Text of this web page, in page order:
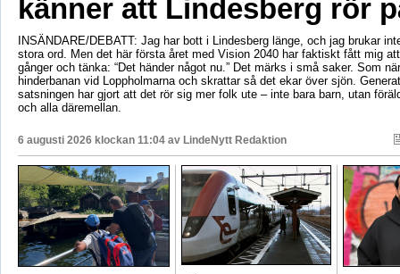
känner att Lindesberg rör
INSÄNDARE/DEBATT: Jag har bott i Lindesberg länge, och jag brukar
stora ord. Men det här första året med Vision 2040 har faktiskt fått mig
gånger och tänka: “Det händer något nu.” Det märks i små saker. Som
hinderbanan vid Loppholmarna och skrattar så det ekar över sjön.
satsningen har gjort att det rör sig mer folk ute – inte bara barn, utan
och alla däremellan.
6 augusti 2026 klockan 11:04 av LindeNytt Redaktion